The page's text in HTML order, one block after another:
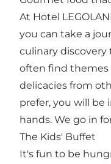
At Hotel
you can take a
culinary
often find themes
delicacies from
prefer, you will be
hands. We go in
The Kids' Buffet
It's fun to be